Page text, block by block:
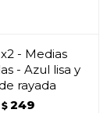
- Medias
- Azul lisa y
rayada
$ 249